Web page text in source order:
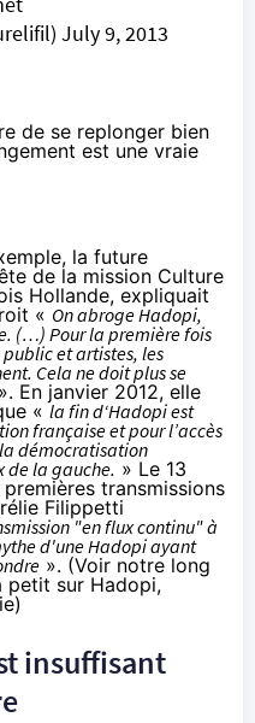
July 9, 2013
de se replonger bien
est une vraie
la future
de la mission Culture
Hollande, expliquait
« On abroge Hadopi,
(…) Pour la première fois
public et artistes, les
Cela ne doit plus se
En janvier 2012, elle
«la fin d‘Hadopi est
française et pour l’accès
démocratisation
de la gauche. » Le 13
transmissions
Filippetti
"en flux continu" à
d'une Hadopi ayant
». (Voir notre long
petit sur Hadopi,
)
insuffisant